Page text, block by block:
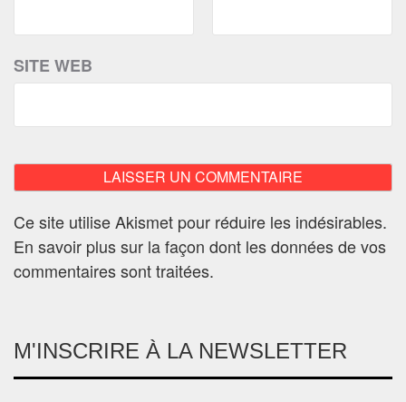
SITE WEB
Ce site utilise Akismet pour réduire les indésirables.
En savoir plus sur la façon dont les données de vos
commentaires sont traitées.
M'INSCRIRE À LA NEWSLETTER